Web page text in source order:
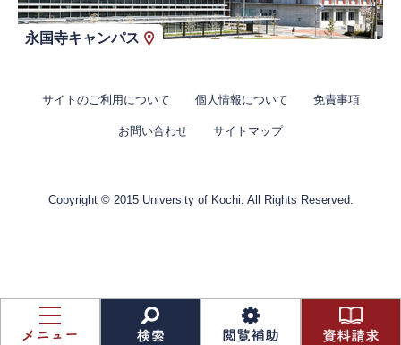
永国寺キャンパス
サイトのご利用について 個人情報について 免責事項
お問い合わせ サイトマップ
Copyright © 2015 University of Kochi. All Rights Reserved.